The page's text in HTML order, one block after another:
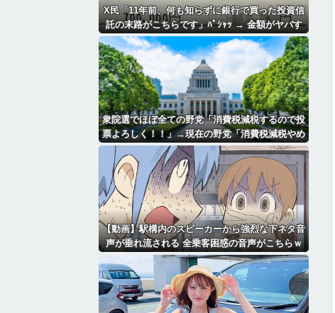
X民「11年前、何も知らずに銀行で買った投資信
託の末路がこちらです」ﾊﾟｼｬｯ → 金額がヤバす
ぎるｗｗｗｗｗｗ
衆院選でほぼ全ての野党「消費税減税するので投
票よろしく！！」→現在の野党「消費税減税やめ
ろ！！財源はどうするんだ！！」
【動画】駅構内のスピーカーから強烈な下ネタ音
声が垂れ流される 全乗客困惑の音声がこちらｗ
ｗｗｗｗｗ